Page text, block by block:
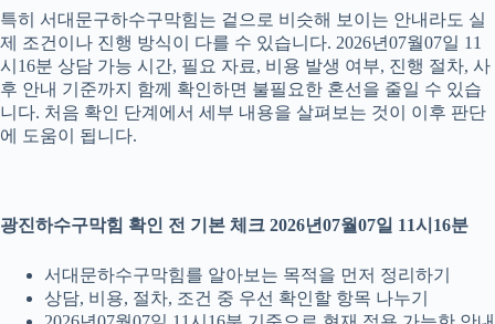
특히 서대문구하수구막힘는 겉으로 비슷해 보이는 안내라도 실
제 조건이나 진행 방식이 다를 수 있습니다. 2026년07월07일 11
시16분 상담 가능 시간, 필요 자료, 비용 발생 여부, 진행 절차, 사
후 안내 기준까지 함께 확인하면 불필요한 혼선을 줄일 수 있습
니다. 처음 확인 단계에서 세부 내용을 살펴보는 것이 이후 판단
에 도움이 됩니다.
광진하수구막힘 확인 전 기본 체크 2026년07월07일 11시16분
서대문하수구막힘를 알아보는 목적을 먼저 정리하기
상담, 비용, 절차, 조건 중 우선 확인할 항목 나누기